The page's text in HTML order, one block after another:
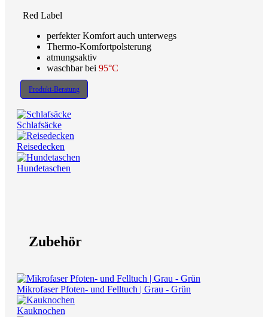
Red Label
perfekter Komfort auch unterwegs
Thermo-Komfortpolsterung
atmungsaktiv
waschbar bei 95°C
Produkt-Beratung
Schlafsäcke
Reisedecken
Hundetaschen
Zubehör
Mikrofaser Pfoten- und Felltuch | Grau - Grün
Kauknochen